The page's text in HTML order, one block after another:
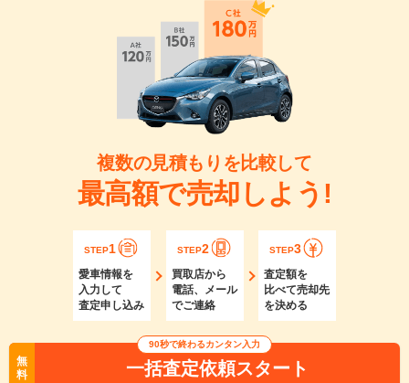
複数の見積もりを比較して
最高額で売却しよう!
STEP1
愛車情報を
入力して
査定申し込み
STEP2
買取店から
電話、メール
でご連絡
STEP3
査定額を
比べて売却先
を決める
無
料
90秒で終わるカンタン入力
一括査定依頼スタート